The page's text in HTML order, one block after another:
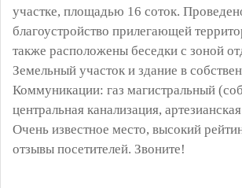
участке, площадью 16 соток.
благоустройство прилегающей
также расположены беседки с зоной
Земельный участок и здание в
Коммуникации: газ магистральный
центральная канализация,
Очень известное место, высокий
отзывы посетителей. Звоните!